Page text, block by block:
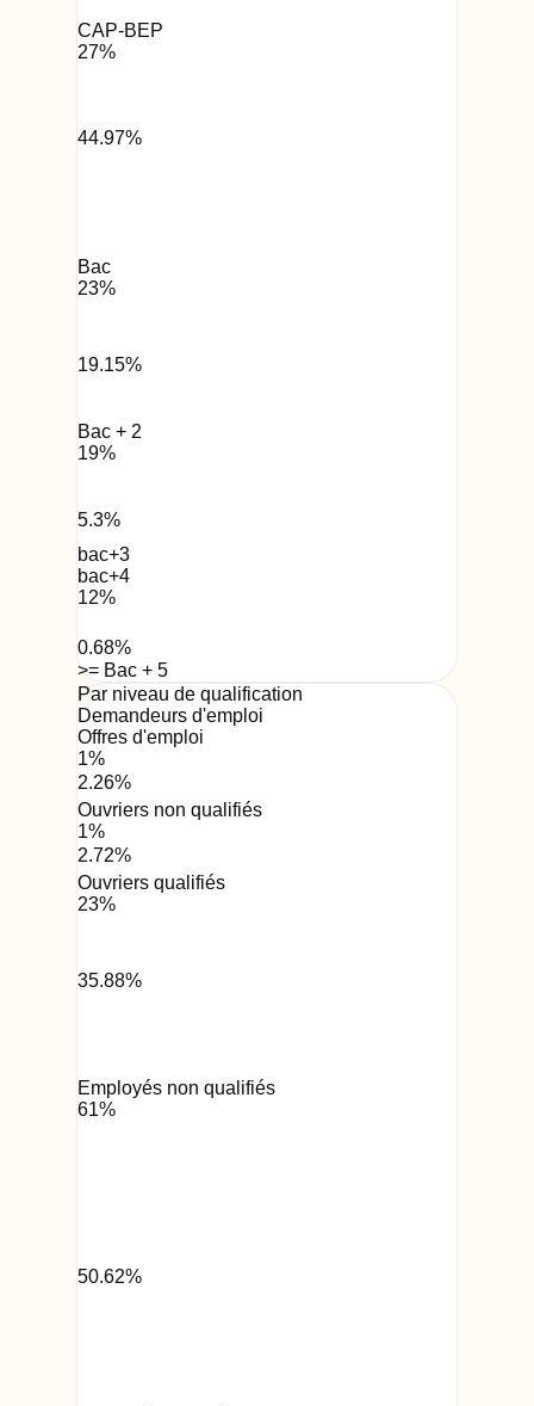
CAP-BEP
27%
44.97%
Bac
23%
19.15%
Bac + 2
19%
5.3%
bac+3
bac+4
12%
0.68%
>= Bac + 5
Par niveau de qualification
Demandeurs d'emploi
Offres d'emploi
1%
2.26%
Ouvriers non qualifiés
1%
2.72%
Ouvriers qualifiés
23%
35.88%
Employés non qualifiés
61%
50.62%